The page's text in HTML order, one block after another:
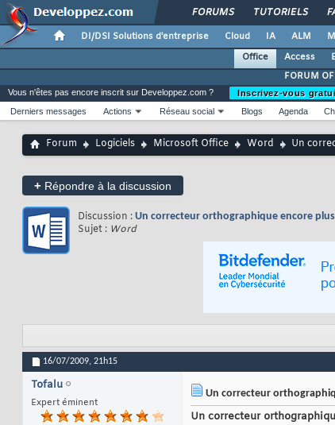
FORUMS TUTORIELS
DI/DSI Solutions d'entreprise Cloud IA ALM
Office
Access
FORUM
Vous n'êtes pas encore inscrit sur Developpez.com ?
Inscrivez-vous
Derniers messages
Actions Réseau social Blogs Agenda
Forum Logiciels Microsoft Office Word Un
+ Répondre à la discussion
Discussion : Un correcteur orthographique encore
Sujet : Word
16/07/2009, 21h15
Tofalu
Expert éminent
Un correcteur
Un correcteur